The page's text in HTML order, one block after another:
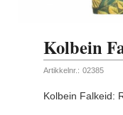
Kolbein
Artikkelnr.: 02385
Kolbein Falkeid: